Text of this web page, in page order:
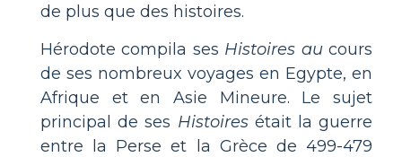
de plus que des histoires.
Hérodote compila ses Histoires aucours
de ses nombreux voyages en Egypte, en
Afrique et en Asie Mineure. Le sujet
principal de ses Histoiresétait la guerre
entre la Perse et la Grèce de 499-479